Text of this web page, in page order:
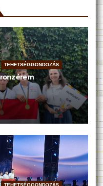
TEHETSÉGGONDOZÁS
TEHETSÉGGONDOZÁS